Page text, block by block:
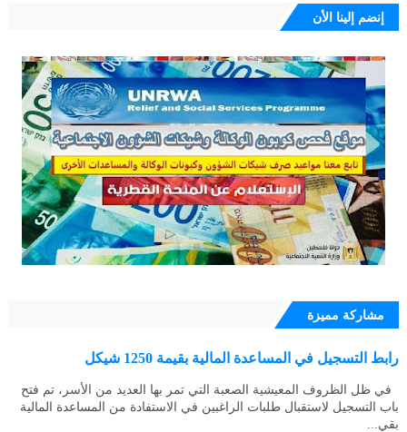
إنضم إلينا الأن
مشاركة مميزة
رابط التسجيل في المساعدة المالية بقيمة 1250 شيكل
في ظل الظروف المعيشية الصعبة التي تمر بها العديد من الأسر، تم فتح
باب التسجيل لاستقبال طلبات الراغبين في الاستفادة من المساعدة المالية
بقي...